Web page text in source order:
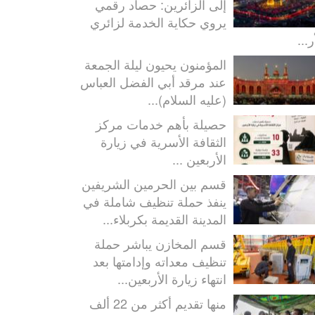
إلى الزائرين: حصاد رقمي
يروي حكاية الخدمة لزائري
المؤمنون يحيون ليلة الجمعة
عند مرقد أبي الفضل العباس
(عليه السلام)...
حصيلة بأهم خدمات مركز
الثقافة الأسرية في زيارة
الأربعين ...
قسم بين الحرمين الشريفين
ينفذ حملة تنظيف شاملة في
المدينة القديمة بكربلاء...
قسم المخازن يباشر حملة
تنظيف معداته وإدامتها بعد
انتهاء زيارة الأربعين...
منها تقديم أكثر من 22 ألف